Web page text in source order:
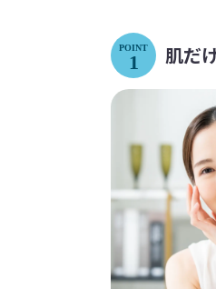
POINT
1 肌だ